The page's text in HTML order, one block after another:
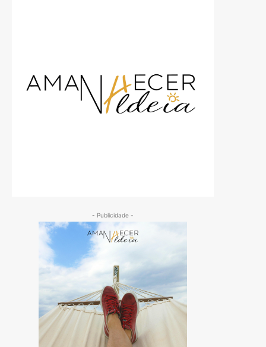
- Publicidade -